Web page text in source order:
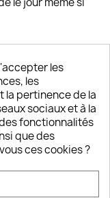
de nos clients
10h à 18H
les
les
la pertinence de la
sociaux et à la
fonctionnalités
que des
ces cookies ?